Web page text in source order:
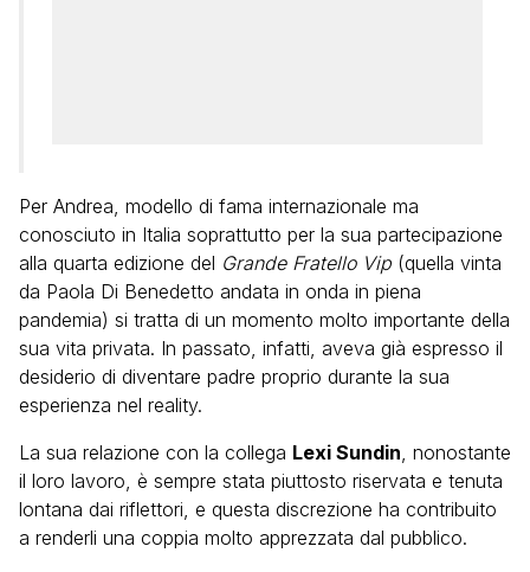
Per Andrea, modello di fama internazionale ma
conosciuto in Italia soprattutto per la sua partecipazione
alla quarta edizione del Grande Fratello Vip (quella vinta
da Paola Di Benedetto andata in onda in piena
pandemia) si tratta di un momento molto importante della
sua vita privata. In passato, infatti, aveva già espresso il
desiderio di diventare padre proprio durante la sua
esperienza nel reality.
La sua relazione con la collega Lexi Sundin, nonostante
il loro lavoro, è sempre stata piuttosto riservata e tenuta
lontana dai riflettori, e questa discrezione ha contribuito
a renderli una coppia molto apprezzata dal pubblico.